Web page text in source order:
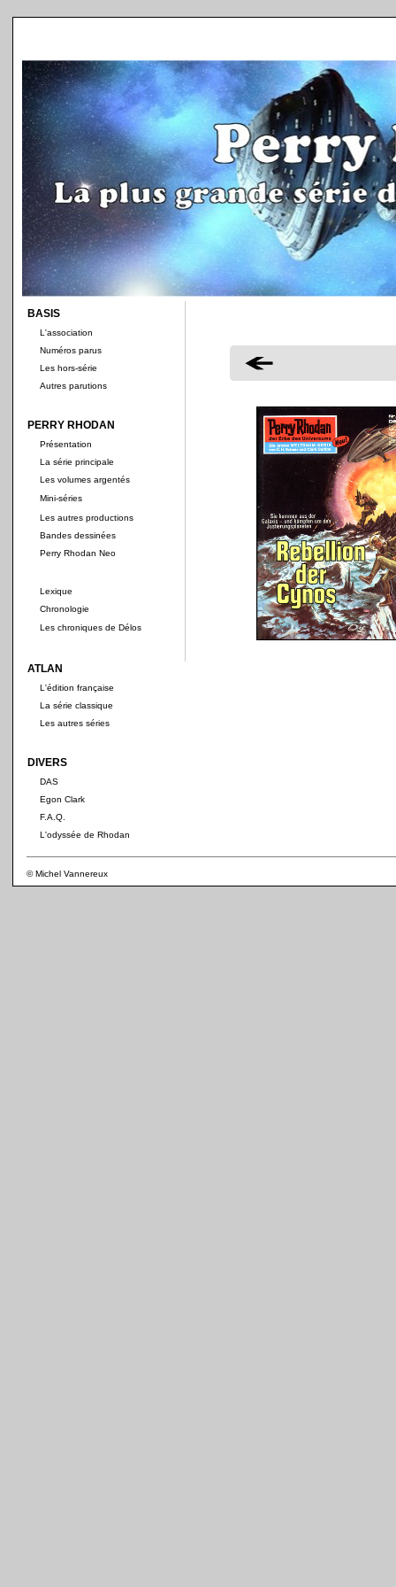
BASIS
L'association
Numéros parus
Les hors-série
Autres parutions
PERRY RHODAN
Présentation
La série principale
Les volumes argentés
Mini-séries
Les autres productions
Bandes dessinées
Perry Rhodan Neo
Lexique
Chronologie
Les chroniques de Délos
ATLAN
L'édition française
La série classique
Les autres séries
DIVERS
DAS
Egon Clark
F.A.Q.
L'odyssée de Rhodan
© Michel Vannereux